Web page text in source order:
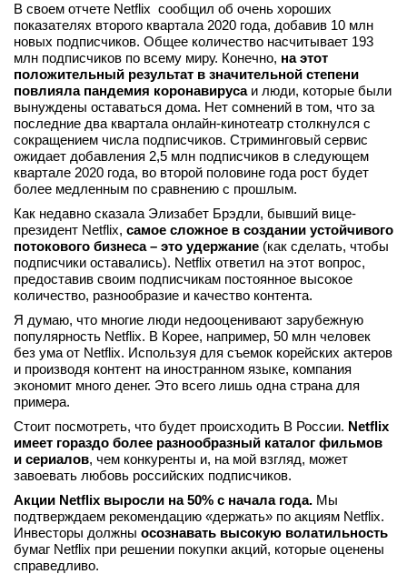
В своем отчете Netflix сообщил об очень хороших
показателях второго квартала 2020 года, добавив 10 млн
новых подписчиков. Общее количество насчитывает 193
млн подписчиков по всему миру. Конечно, на этот
положительный результат в значительной степени
повлияла пандемия коронавирусаи люди, которые были
вынуждены оставаться дома. Нет сомнений в том, что за
последние два квартала онлайн-кинотеатр столкнулся с
сокращением числа подписчиков. Стриминговый сервис
ожидает добавления 2,5 млн подписчиков в следующем
квартале 2020 года, во второй половине года рост будет
более медленным по сравнению с прошлым.
Как недавно сказала Элизабет Брэдли, бывший вице-
президент Netflix, самое сложное в создании устойчивого
потокового бизнеса – это удержание (как сделать, чтобы
подписчики оставались). Netflix ответил на этот вопрос,
предоставив своим подписчикам постоянное высокое
количество, разнообразие и качество контента.
Я думаю, что многие люди недооценивают зарубежную
популярность Netflix. В Корее, например, 50 млн человек
без ума от Netflix. Используя для съемок корейских актеров
и производя контент на иностранном языке, компания
экономит много денег. Это всего лишь одна страна для
примера.
Стоит посмотреть, что будет происходить В России. Netflix
имеет гораздо более разнообразный каталог фильмов
и сериалов, чем конкуренты и, на мой взгляд, может
завоевать любовь российских подписчиков.
Акции Netflix выросли на 50% с начала года. Мы
подтверждаем рекомендацию «держать» по акциям Netflix.
Инвесторы должны осознавать высокую волатильность
бумаг Netflix при решении покупки акций, которые оценены
справедливо.